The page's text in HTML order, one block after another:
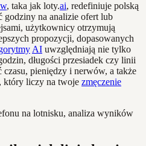
, taka jak loty.ai, redefiniuje polską
godziny na analizie ofert lub
użytkownicy otrzymują
propozycji, dopasowanych
AI uwzględniają nie tylko
długości przesiadek czy linii
pieniędzy i nerwów, a także
który liczy na twoje zmęczenie